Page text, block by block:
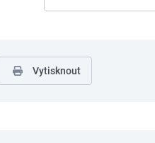
Vytisknout